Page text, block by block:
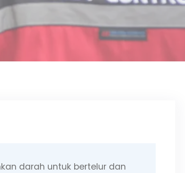
darah untuk bertelur dan